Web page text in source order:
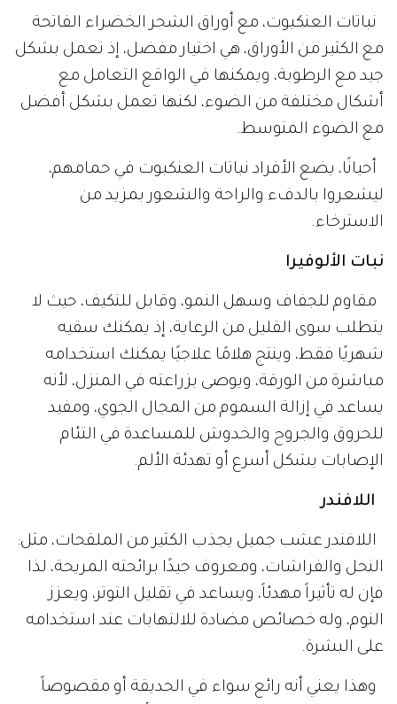
نباتات العنكبوت، مع أوراق الشجر الخضراء الفاتحة
مع الكثير من الأوراق، هي اختيار مفضل، إذ تعمل بشكل
جيد مع الرطوبة، ويمكنها في الواقع التعامل مع
أشكال مختلفة من الضوء، لكنها تعمل بشكل أفضل
مع الضوء المتوسط.
أحيانًا، يضع الأفراد نباتات العنكبوت في حمامهم،
ليشعروا بالدفء والراحة والشعور بمزيد من
الاسترخاء.
نبات الألوفيرا
مقاوم للجفاف وسهل النمو، وقابل للتكيف، حيث لا
يتطلب سوى القليل من الرعاية، إذ يمكنك سقيه
شهريًا فقط، وينتج هلامًا علاجيًا يمكنك استخدامه
مباشرة من الورقة، ويوصى بزراعته في المنزل، لأنه
يساعد في إزالة السموم من المجال الجوي، ومفيد
للحروق والجروح والخدوش للمساعدة في التئام
الإصابات بشكل أسرع أو تهدئة الألم.
اللافندر
اللافندر عشب جميل يجذب الكثير من الملقحات، مثل:
النحل والفراشات، ومعروف جيدًا برائحته المريحة، لذا
فإن له تأثيراً مهدئاً، ويساعد في تقليل التوتر، ويعزز
النوم، وله خصائص مضادة للالتهابات عند استخدامه
على البشرة.
وهذا يعني أنه رائع سواء في الحديقة أو مقصوصاً